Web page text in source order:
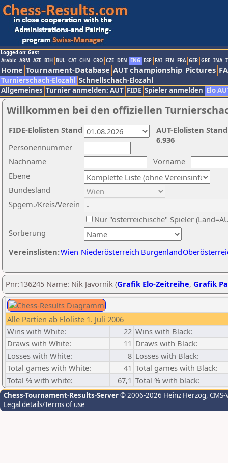
Logged on: Gast
Arabic ARM AZE BIH BUL CAT CHN CRO CZE DEN ENG ESP FAI FIN FRA GER GRE INA
Home Tournament-Database AUT championship Pictures
Turnierschach-Elozahl Schnellschach-Elozahl
Allgemeines Turnier anmelden: AUT FIDE Spieler anmelden Elo
Willkommen bei den offiziellen
Nachname
Vorname
Ebene
Sortierung
Personennummer
Bundesland
Spgem./Kreis/Verein
Nur "österreichische" Spieler
Vereinslisten:Wien Niederösterreich Burgenland
AUT-Elolisten
6.936
FIDE-Elolisten Stand
Pnr:136245 Name: Nik Javornik (Grafik Elo-Zeitreihe, Grafik
Alle Partien ab Eloliste 1. Juli 2006
Wins with White:
22 Wins with Black:
Draws with White:
11 Draws with Black:
Losses with White:
8 Losses with Black:
Total games with White:
41 Total games with Black:
Total % with white:
67,1 Total % with black:
Chess-Tournament-Results-Server© 2006-2026 Heinz Herzog,
Legal details/Terms of use